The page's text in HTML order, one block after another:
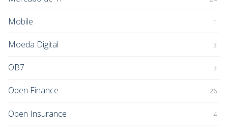
Mobile 1
Moeda Digital 3
OB7 3
Open Finance 26
Open Insurance 4